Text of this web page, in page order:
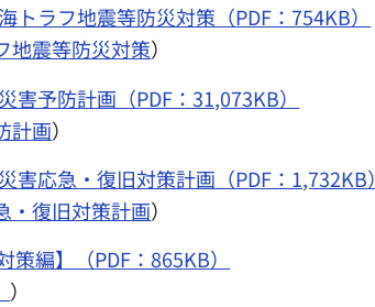
トラフ地震等防災対策（PDF：754KB）
地震等防災対策）
害予防計画（PDF：31,073KB）
計画）
害応急・復旧対策計画（PDF：1,732KB）
・復旧対策計画）
編】（PDF：865KB）
）